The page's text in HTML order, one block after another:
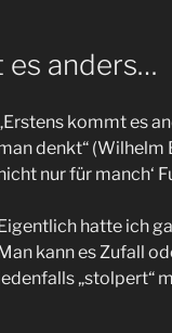
es anders…
kommt es
denkt“ (Wilhelm
nur für manch‘
hatte ich
kann es Zufall
„stolpert“